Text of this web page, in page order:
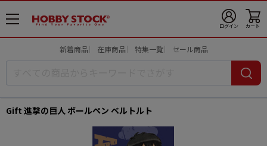
メ
ニ
ログイン カート
新着商品 在庫商品 特集一覧 セール商品
Gift 進撃の巨人 ボールペン ベルトルト